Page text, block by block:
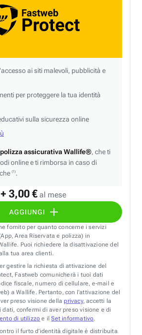
+ 3,00 € al mese
AGGIUNGI
ai siti malevoli, pubblicità e
per proteggere la tua identità
sulla sicurezza online
polizza assicurativa Wallife®, che ti
online e ti rimborsa in caso di
(1).
fornito per quanto concerne i servizi
Area Riservata e polizza) in
Puoi richiedere la disattivazione del
tua area clienti.
gestire la richiesta di attivazione del
Fastweb comunicherà i tuoi dati
fiscale, numero di cellulare, e-mail e
a Wallife. Pertanto, con l’attivazione del
preso visione della privacy, accetti la
confermi di aver preso visione e di
di utilizzo e ilSet informativo.
il furto d’identità digitale è distribuita